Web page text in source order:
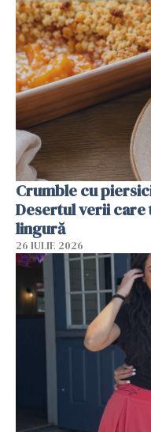
Crumble cu
Desertul verii care
lingură
26 IULIE 2026